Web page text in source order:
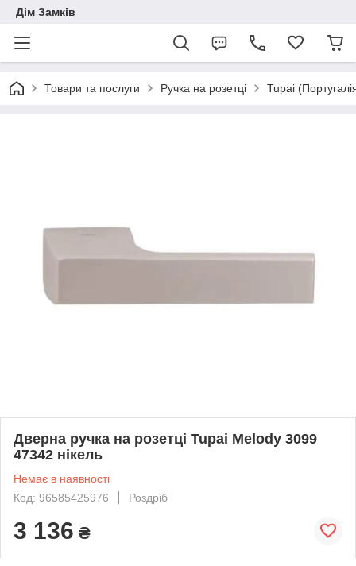
Дім Замків
Товари та послуги Ручка на розетці Tupai
Дверна ручка на розетці Tupai Melody 3099
47342 нікель
Немає в наявності
Код: 96585425976
Роздріб
3 136 ₴